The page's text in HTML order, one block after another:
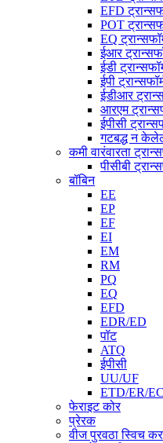
EFD
POT
EQ
ईआर
ईडी
ईपी
ईडीआर
आरएम
ईपीसी
गटबद्ध न
कमी वारंवारता
पीसीबी
बॉबिन
EE
EP
EF
EI
EM
RM
PQ
EQ
EFD
EDR/ED
पॉट
ATQ
ईपीसी
UU/UF
ETD/ER/EC
फेराइट कोर
प्रेरक
वीज पुरवठा स्विच